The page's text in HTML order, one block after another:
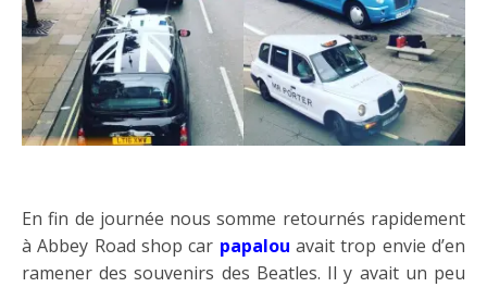
En fin de journée nous somme retournés rapidement
à Abbey Road shop car papalou avait trop envie d’en
ramener des souvenirs des Beatles. Il y avait un peu